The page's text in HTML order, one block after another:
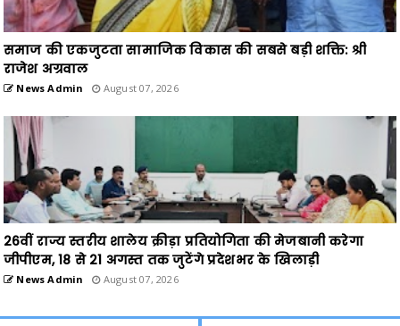
समाज की एकजुटता सामाजिक विकास की सबसे बड़ी शक्ति: श्री
राजेश अग्रवाल
News Admin August 07, 2026
26वीं राज्य स्तरीय शालेय क्रीड़ा प्रतियोगिता की मेजबानी करेगा
जीपीएम, 18 से 21 अगस्त तक जुटेंगे प्रदेशभर के खिलाड़ी
News Admin August 07, 2026